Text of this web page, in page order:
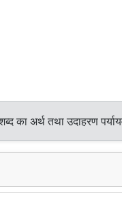
का अर्थ तथा उदाहरण